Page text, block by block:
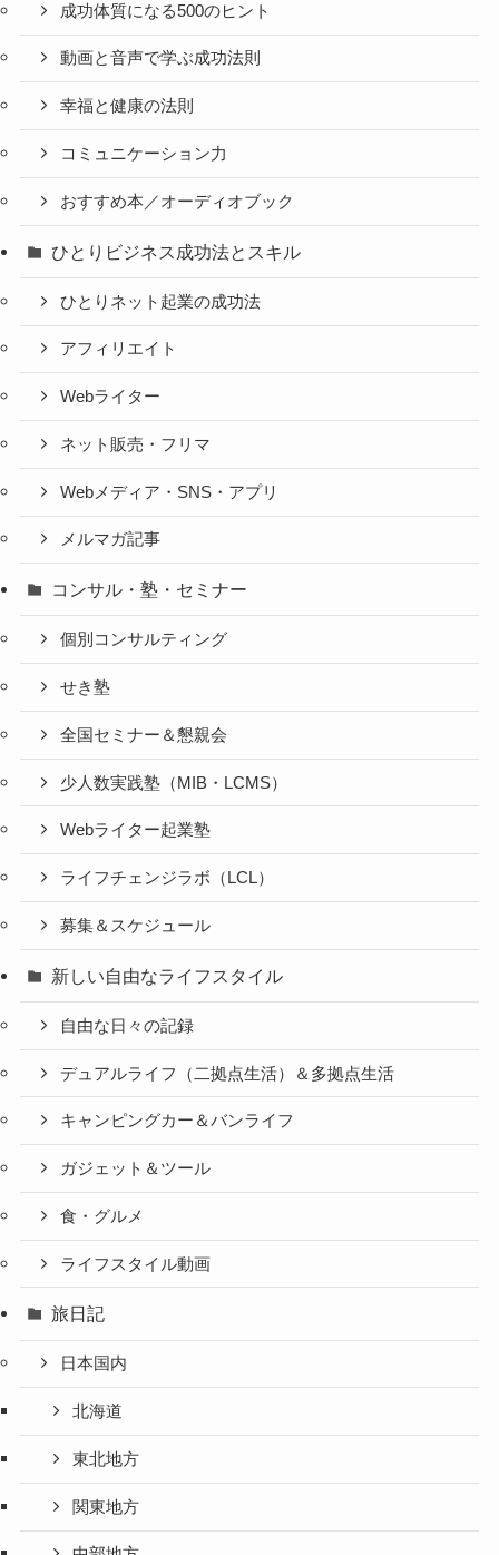
成功体質になる500のヒント
動画と音声で学ぶ成功法則
幸福と健康の法則
コミュニケーション力
おすすめ本／オーディオブック
ひとりビジネス成功法とスキル
ひとりネット起業の成功法
アフィリエイト
Webライター
ネット販売・フリマ
Webメディア・SNS・アプリ
メルマガ記事
コンサル・塾・セミナー
個別コンサルティング
せき塾
全国セミナー＆懇親会
少人数実践塾（MIB・LCMS）
Webライター起業塾
ライフチェンジラボ（LCL）
募集＆スケジュール
新しい自由なライフスタイル
自由な日々の記録
デュアルライフ（二拠点生活）＆多拠点生活
キャンピングカー＆バンライフ
ガジェット＆ツール
食・グルメ
ライフスタイル動画
旅日記
日本国内
北海道
東北地方
関東地方